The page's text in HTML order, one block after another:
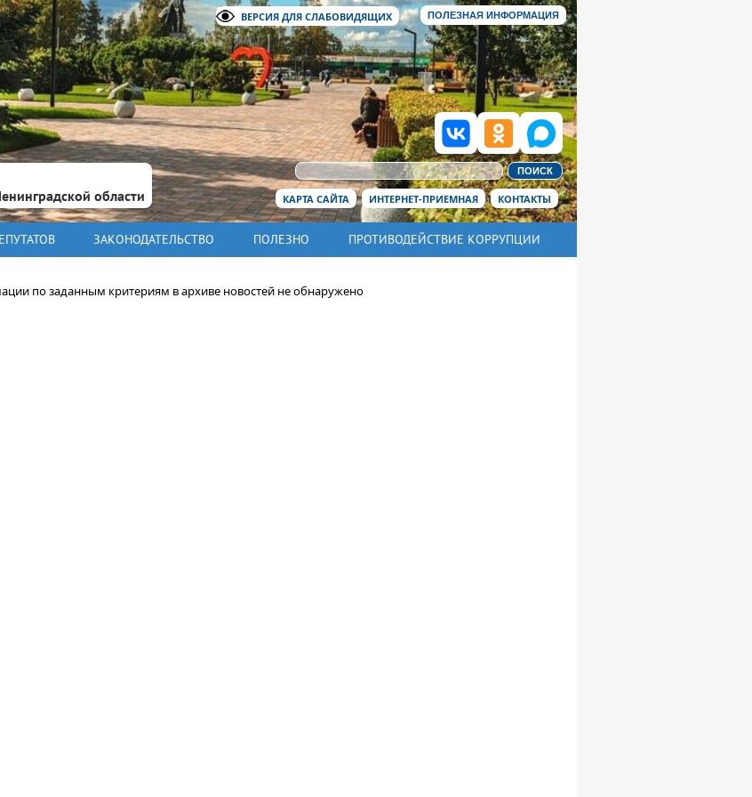
области
КАРТА САЙТА ИНТЕРНЕТ-ПРИЕМНАЯ КОНТАКТЫ
ВЕРСИЯ ДЛЯ СЛАБОВИДЯЩИХ ПОЛЕЗНАЯ ИНФОРМАЦИЯ
ЗАКОНОДАТЕЛЬСТВО ПОЛЕЗНО ПРОТИВОДЕЙСТВИЕ КОРРУПЦИИ
по заданным критериям в архиве новостей не обнаружено